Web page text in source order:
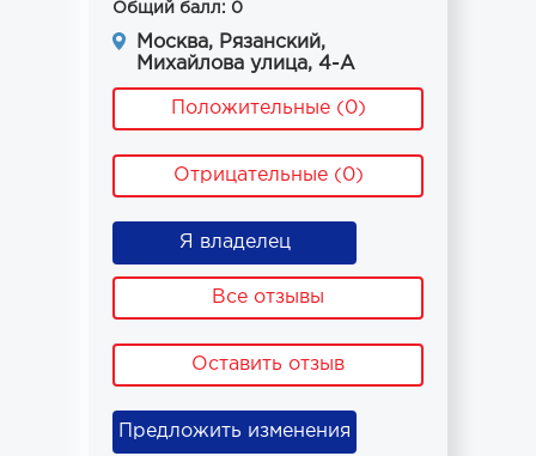
Общий балл: 0
Москва, Рязанский,
Михайлова улица, 4-А
Положительные (0)
Отрицательные (0)
Я владелец
Все отзывы
Оставить отзыв
Предложить изменения